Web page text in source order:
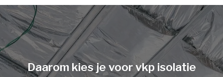
Isolatiemaatregel
Spouwisolatie
Vloerisolatie
U komt in aanmerking voor
subsidie!
Vul uw gegevens in en ontvang nu direct uw
berekening per mail.
Daarom kies je voor vkp isolatie